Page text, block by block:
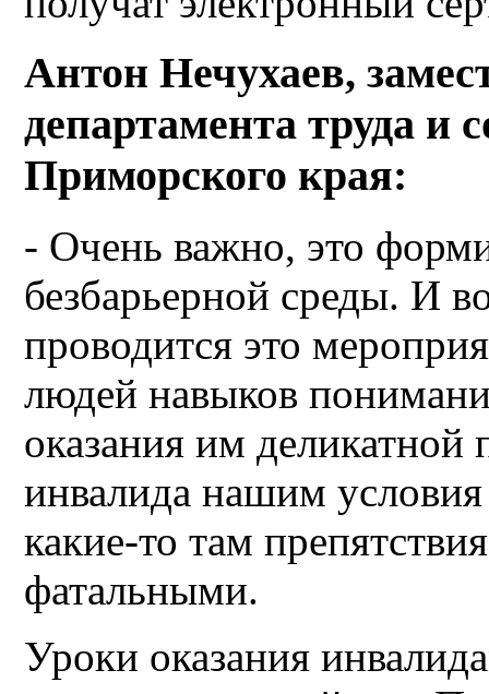
Антон Нечухаев,
департамента труда и
Приморского края:
- Очень важно, это
безбарьерной среды. И
проводится это
людей навыков
оказания им деликатной
инвалида нашим
какие-то там
фатальными.
Уроки оказания